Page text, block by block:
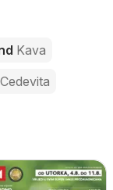
Kava
Cedevita